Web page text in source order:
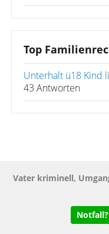
Top
Unterhalt ü18 Kind
43 Antworten
Vater kriminell,
Notfall?